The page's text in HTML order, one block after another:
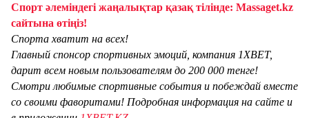
Спорт әлеміндегі жаңалықтар қазақ тілінде: Massaget.kz
сайтына өтіңіз!
Спорта хватит на всех!
Главный спонсор спортивных эмоций, компания 1XBET,
дарит всем новым пользователям до 200 000 тенге!
Смотри любимые спортивные события и побеждай вместе
со своими фаворитами! Подробная информация на сайте и